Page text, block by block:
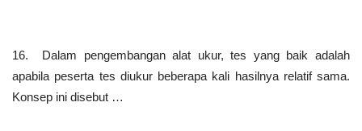
16. Dalam pengembangan alat ukur, tes yang baik adalah
apabila peserta tes diukur beberapa kali hasilnya relatif sama.
Konsep ini disebut …